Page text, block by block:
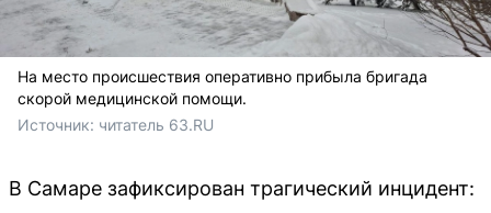
На место происшествия оперативно прибыла бригада
скорой медицинской помощи.
Источник: читатель 63.RU
В Самаре зафиксирован трагический инцидент: